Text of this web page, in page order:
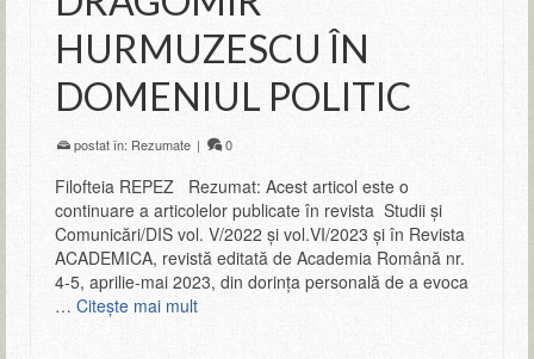
HURMUZESCU ÎN
DOMENIUL POLITIC
postat în: Rezumate | 0
Filofteia REPEZ Rezumat: Acest articol este o
continuare a articolelor publicate în revista Studii și
Comunicări/DIS vol. V/2022 și vol.VI/2023 și în Revista
ACADEMICA, revistă editată de Academia Română nr.
4-5, aprilie-mai 2023, din dorința personală de a evoca
… Citeşte mai mult